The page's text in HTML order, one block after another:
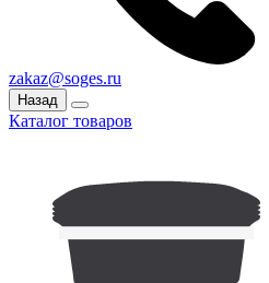
zakaz@soges.ru
Назад
Каталог товаров